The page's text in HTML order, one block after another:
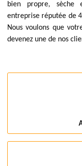
bien propre, sèche
entreprise réputée de
Nous voulons que
devenez une de nos